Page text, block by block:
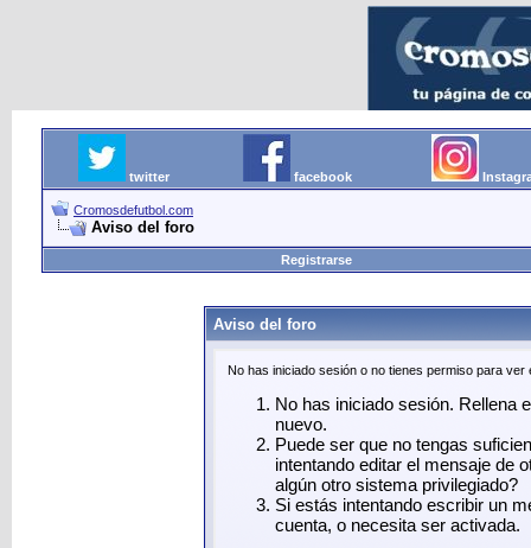
twitter facebook
Cromosdefutbol.com
Aviso del foro
Registrarse
Aviso del foro
No has iniciado sesión o no tienes permiso para
No has iniciado sesión. Rellena
nuevo.
Puede ser que no tengas
intentando editar el mensaje de
algún otro sistema privilegiado?
Si estás intentando escribir un
cuenta, o necesita ser activada.